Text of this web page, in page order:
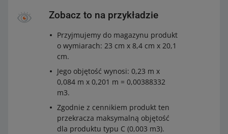
Zobacz to na przykładzie
Przyjmujemy do magazynu produkt
o wymiarach: 23 cm x 8,4 cm x 20,1
cm.
Jego objętość wynosi: 0,23 m x
0,084 m x 0,201 m = 0,00388332
m3.
Zgodnie z cennikiem produkt ten
przekracza maksymalną objętość
dla produktu typu C (0,003 m3).